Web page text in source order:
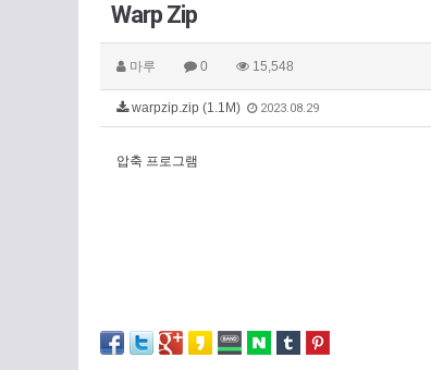
Warp Zip
마루 0 15,548
warpzip.zip (1.1M) 2023.08.29
압축 프로그램